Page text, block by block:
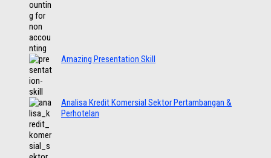
Amazing Presentation Skill
Analisa Kredit Komersial Sektor Pertambangan &
Perhotelan